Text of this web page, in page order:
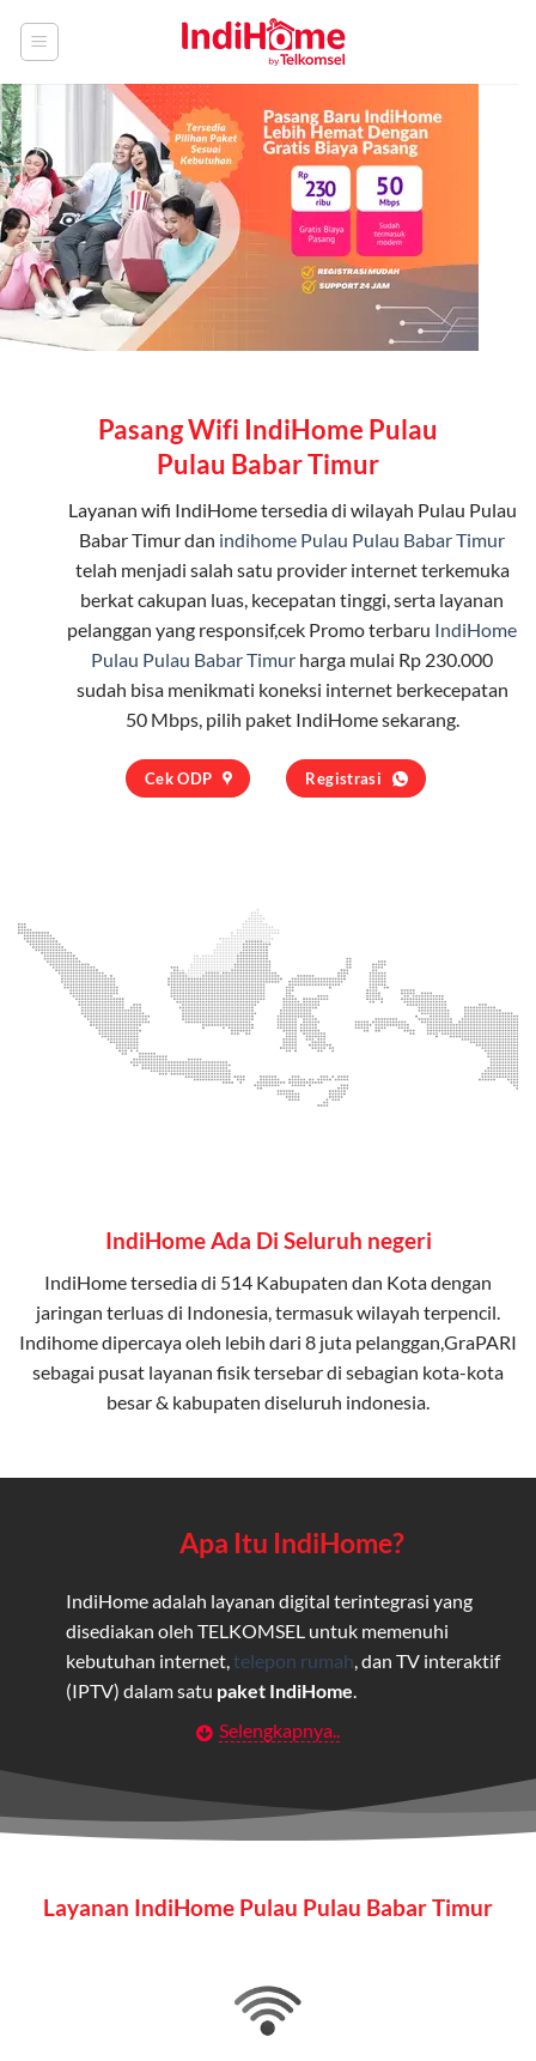
Pasang Wifi IndiHome Pulau
Pulau Babar Timur
Layanan wifi IndiHometersedia di wilayah Pulau Pulau
Babar Timur dan indihome Pulau Pulau Babar Timur
telah menjadi salah satu provider internet terkemuka
berkat cakupan luas, kecepatan tinggi, serta layanan
pelanggan yang responsif,cek Promo terbaru IndiHome
Pulau Pulau Babar Timur harga mulai Rp 230.000
sudah bisa menikmati koneksi internet berkecepatan
50 Mbps, pilih paket IndiHomesekarang.
Cek ODP Registrasi
IndiHome Ada Di Seluruh negeri
IndiHome tersedia di 514 Kabupaten dan Kota dengan
jaringan terluas di Indonesia, termasuk wilayah terpencil.
Indihome dipercaya oleh lebih dari 8 juta pelanggan,GraPARI
sebagai pusat layanan fisik tersebar di sebagian kota-kota
besar & kabupaten diseluruh indonesia.
Apa Itu IndiHome?
IndiHome adalah layanan digital terintegrasi yang
disediakan oleh TELKOMSEL untuk memenuhi
kebutuhan internet, telepon rumah , dan TV interaktif
(IPTV) dalam satu paket IndiHome
Layanan Wifi Indihome ini dirancang untuk
maupun individu yang membutuhkan konektivitas dan
hiburan berkualitas tinggi.
pengguna rumah dan bisnis.
Selengkapnya..
Layanan IndiHome Pulau Pulau Babar Timur